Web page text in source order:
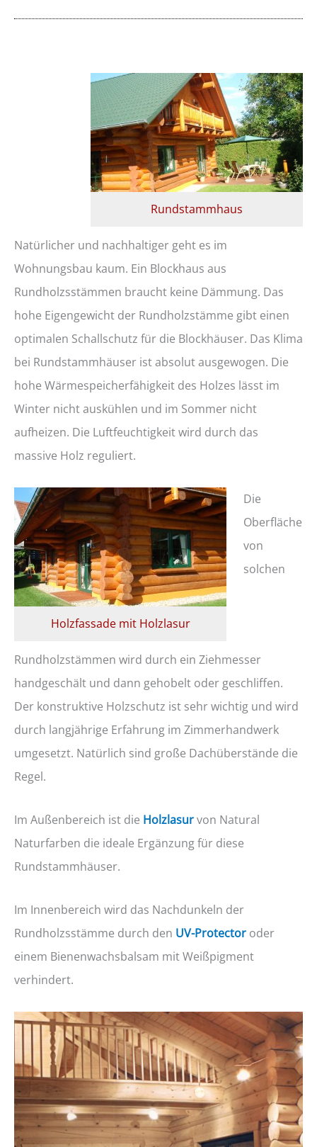
Rundstammhaus
Natürlicher und nachhaltiger geht es im
Wohnungsbau kaum. Ein Blockhaus aus
Rundholzsstämmen braucht keine Dämmung. Das
hohe Eigengewicht der Rundholzstämme gibt einen
optimalen Schallschutz für die Blockhäuser. Das Klima
bei Rundstammhäuser ist absolut ausgewogen. Die
hohe Wärmespeicherfähigkeit des Holzes lässt im
Winter nicht auskühlen und im Sommer nicht
aufheizen. Die Luftfeuchtigkeit wird durch das
massive Holz reguliert.
Holzfassade mit Holzlasur
Die
Oberfläche
von
solchen
Rundholzstämmen wird durch ein Ziehmesser
handgeschält und dann gehobelt oder geschliffen.
Der konstruktive Holzschutz ist sehr wichtig und wird
durch langjährige Erfahrung im Zimmerhandwerk
umgesetzt. Natürlich sind große Dachüberstände die
Regel.
Im Außenbereich ist die Holzlasurvon Natural
Naturfarben die ideale Ergänzung für diese
Rundstammhäuser.
Im Innenbereich wird das Nachdunkeln der
Rundholzsstämme durch den UV-Protector oder
einem Bienenwachsbalsam mit Weißpigment
verhindert.